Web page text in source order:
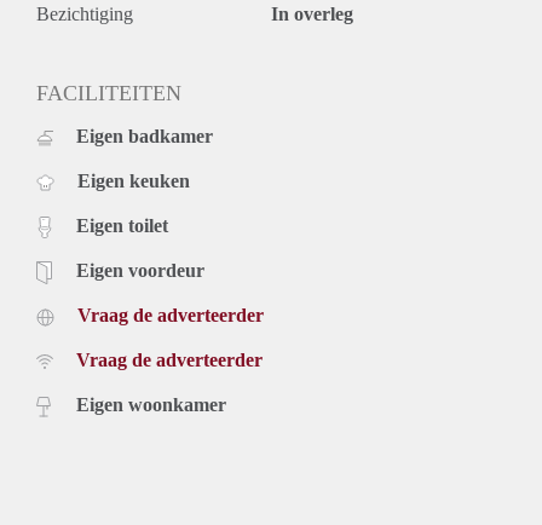
Bezichtiging In overleg
FACILITEITEN
Eigen badkamer
Eigen keuken
Eigen toilet
Eigen voordeur
Vraag de adverteerder
Vraag de adverteerder
Eigen woonkamer